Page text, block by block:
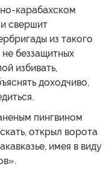
карабахском
свершит
из такого
беззащитных
избивать,
доходчиво,
пингвином
открыл ворота
имея в виду